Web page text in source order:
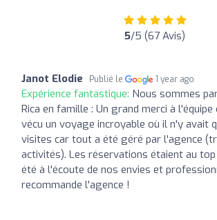
5/5 (67 Avis)
Janot Elodie Publié le 1 year ago
Expérience fantastique: Nous sommes
Rica en famille : Un grand merci à
vécu un voyage incroyable où il n'y avait
visites car tout a été géré par l'agence
activités). Les réservations étaient au top
été à l'écoute de nos envies et
recommande l'agence !